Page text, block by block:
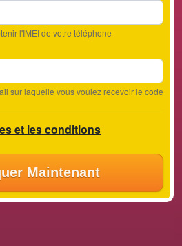
l'IMEI de votre téléphone
sur laquelle vous voulez recevoir le code
et les conditions
Maintenant